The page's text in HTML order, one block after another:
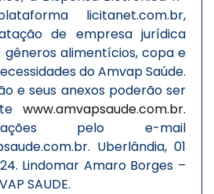
licitanet.com.br,
de empresa jurídica
gêneros alimentícios, copa e
do Amvap Saúde.
e seus anexos poderão ser
www.amvapsaude.com.br.
pelo e-mail
Uberlândia, 01
Lindomar Amaro Borges –
SAUDE.